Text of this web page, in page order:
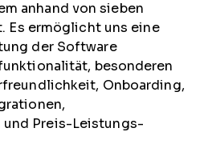
anhand von sieben
Es ermöglicht uns eine
der Software
besonderen
Onboarding,
und Preis-Leistungs-